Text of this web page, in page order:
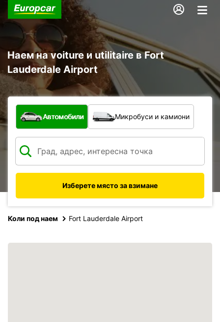
Наем на voiture и utilitaire в Fort
Lauderdale Airport
С какво превозно средство?
Автомобили Микробуси и камиони
Изберете място за взимане
Коли под наем Fort Lauderdale Airport